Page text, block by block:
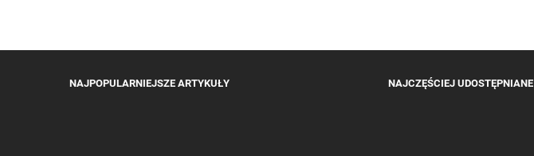
NAJPOPULARNIEJSZE ARTYKUŁY NAJCZĘŚCIEJ UDOSTĘPNIANE